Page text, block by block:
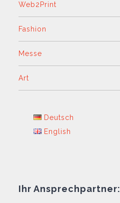
Web2Print
Fashion
Messe
Art
Deutsch
English
Ihr Ansprechpartner: